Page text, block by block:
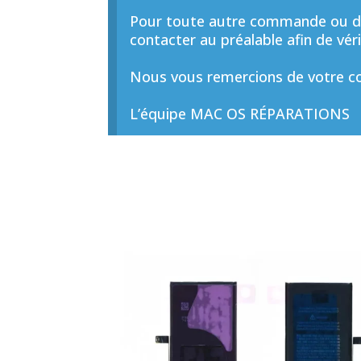
Pour toute autre commande ou
contacter au préalable afin de
Nous vous remercions de votre
L’équipe MAC OS RÉPARATIONS